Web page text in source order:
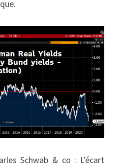
Schwab & co : L'écart